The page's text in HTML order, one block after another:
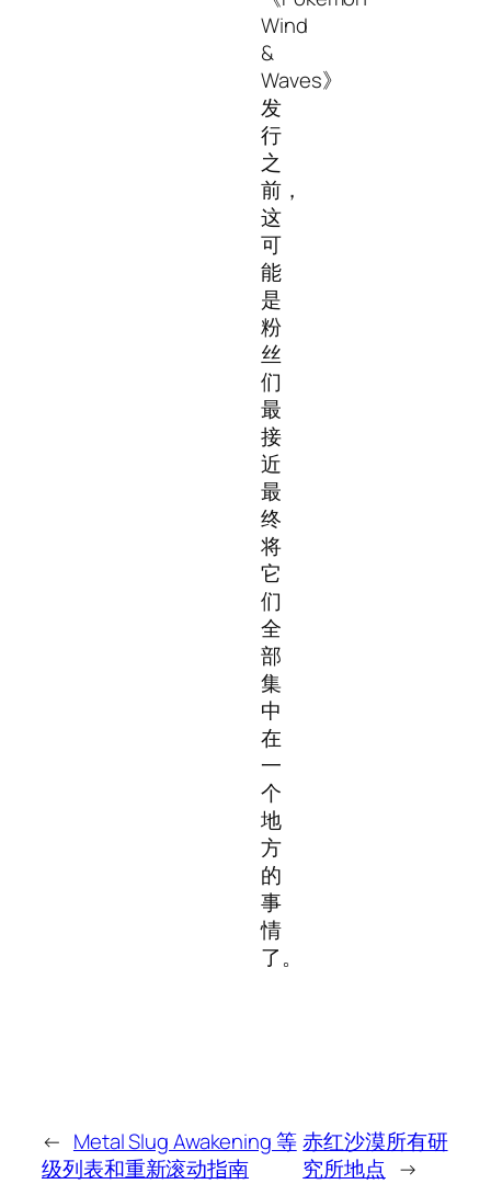
Wind
&
Waves》
发
行
之
前，
这
可
能
是
粉
丝
们
最
接
近
最
终
将
它
们
全
部
集
中
在
一
个
地
方
的
事
情
了。
← Metal Slug Awakening 等
级列表和重新滚动指南
赤红沙漠所有研
究所地点 →